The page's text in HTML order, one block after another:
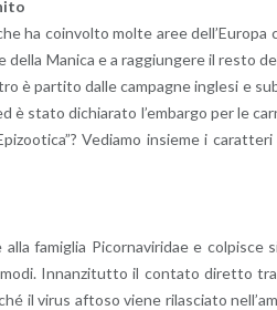
ha coin­vol­to molte aree
Ma­ni­ca e a rag­giun­ge­re il resto
è par­ti­to dalle cam­pa­gne in­gle­si e
è stato di­chia­ra­to l’em­bar­go per le
Ve­dia­mo in­sie­me i
fa­mi­glia Pi­cor­na­vi­ri­dae e
In­nan­zi­tut­to il con­ta­to di­ret­to tra
il virus af­to­so viene ri­la­scia­to